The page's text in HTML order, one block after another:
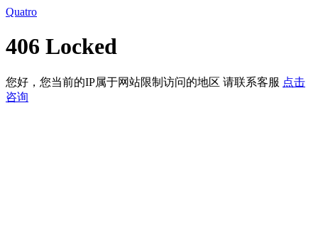
Quatro
406 Locked
您好，您当前的IP属于网站限制访问的地区 请联系客服 点击
咨询